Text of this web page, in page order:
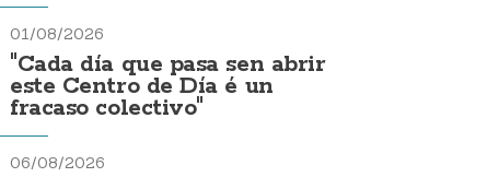
01/08/2026
"Cada día que pasa sen abrir
este Centro de Día é un
fracaso colectivo"
06/08/2026